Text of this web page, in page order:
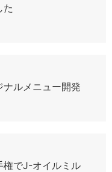
た
ルメニュー開発
権でJ-オイルミル